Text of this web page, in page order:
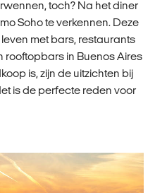
toch? Na het diner
Soho te verkennen. Deze
met bars, restaurants
rooftopbars in Buenos Aires
is, zijn de uitzichten bij
is de perfecte reden voor